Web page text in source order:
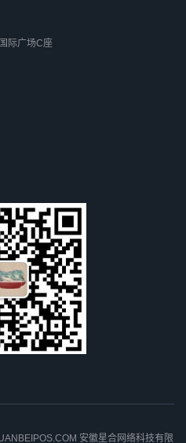
际广场C座
安徽星合网络科技有限